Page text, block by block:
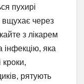
пухирі
вщухає через
з лікарем
інфекцію, яка
кроки,
рятують